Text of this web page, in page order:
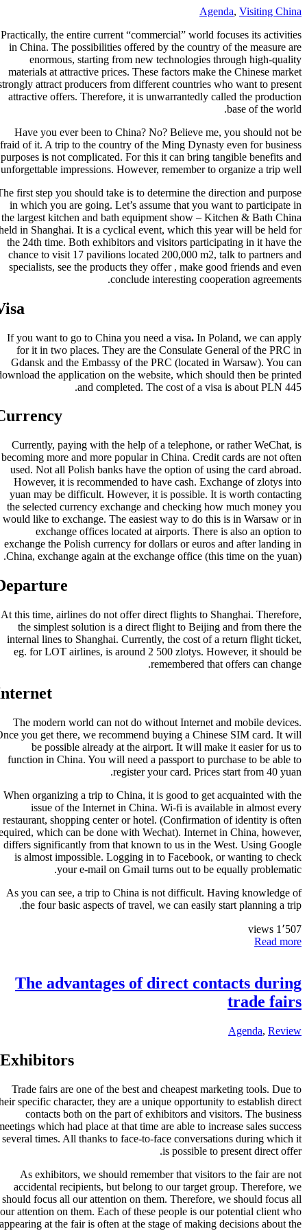
Practically, the
in China.
materials at
strongly attract
attractive
Have you
afraid of it. A
purposes is
unforgettable
The first step
in which you
the largest
held in
the 24th
chance to
specialists,
If you want
for it in two
Gdansk and
download the
Currently,
becoming
used. Not
However, it
yuan may
the selected
would like to
exchange the
China,
At this time,
the
internal
eg. for
The
Once you get
be
function in
When
issue
restaurant,
required, which
differs
is almost
As you can
the four
The
Trade fairs
their specific
contacts
meetings which
several times.
As
accidental
should focus
our attention
appearing at